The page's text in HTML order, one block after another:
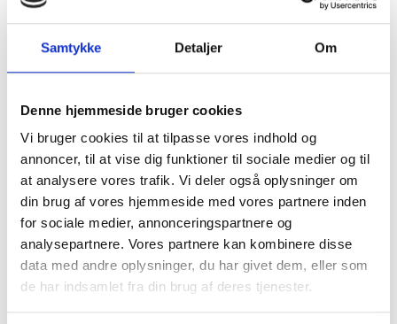
Samtykke Detaljer Om
Denne hjemmeside bruger cookies
Vi bruger cookies til at tilpasse vores indhold og
annoncer, til at vise dig funktioner til sociale medier og til
at analysere vores trafik. Vi deler også oplysninger om
din brug af vores hjemmeside med vores partnere inden
for sociale medier, annonceringspartnere og
analysepartnere. Vores partnere kan kombinere disse
data med andre oplysninger, du har givet dem, eller som
de har indsamlet fra din brug af deres tjenester.
Tlf:
E-mail:info@youresofine.dk
Følg os på Facebook
Kontakt os
Du kan let og hurtigt sende os en besked i nedenstående
formular.